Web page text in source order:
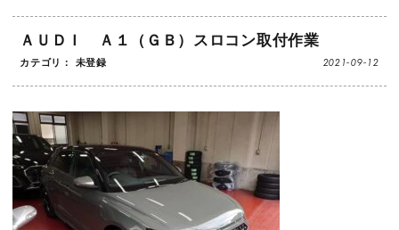
ＡＵＤＩ Ａ１（ＧＢ）スロコン取付作業
カテゴリ： 未登録 2021-09-12